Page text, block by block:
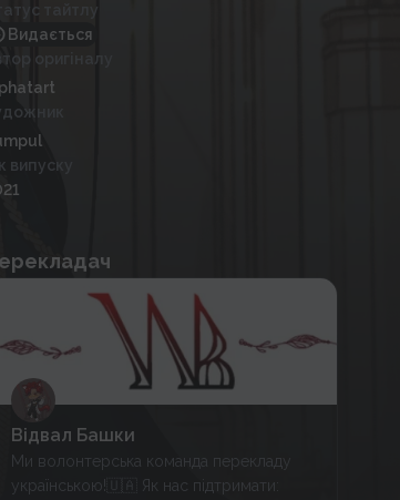
тайтлу
Видається
оригіналу
випуску
Відвал Башки
Ми волонтерська команда перекладу
українською!🇺🇦 Як нас підтримати: